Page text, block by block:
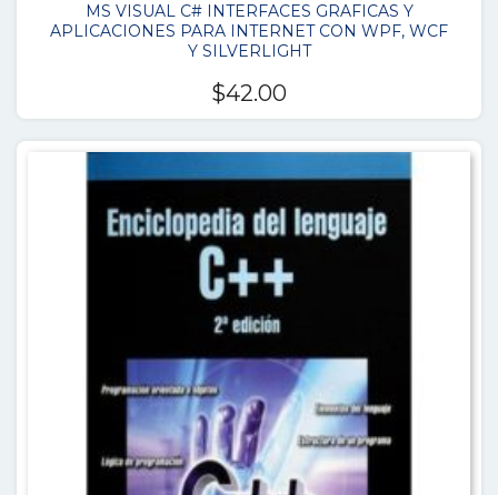
MS VISUAL C# INTERFACES GRAFICAS Y
APLICACIONES PARA INTERNET CON WPF, WCF
Y SILVERLIGHT
$42.00